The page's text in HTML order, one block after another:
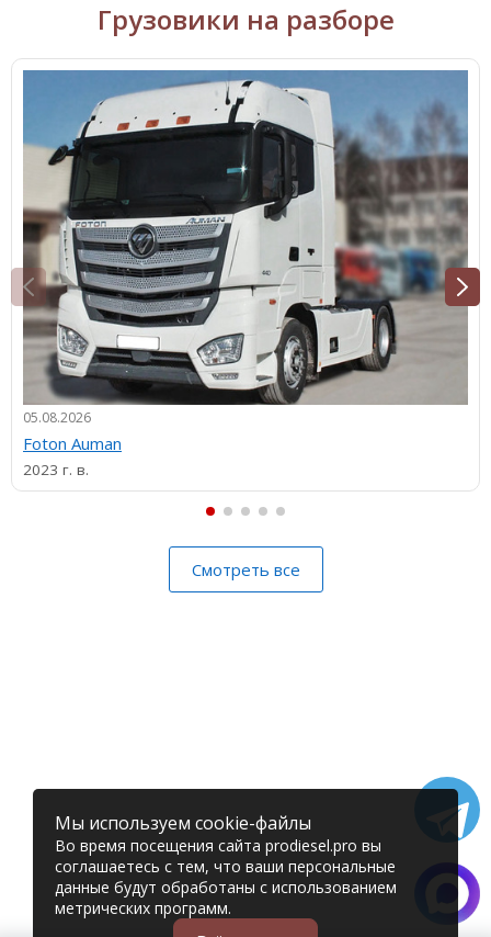
Грузовики на разборе
05.08.2026
Foton Auman
2023 г. в.
Смотреть все
Мы используем cookie-файлы
Во время посещения сайта prodiesel.pro вы
соглашаетесь с тем, что ваши персональные
данные будут обработаны с использованием
метрических программ.